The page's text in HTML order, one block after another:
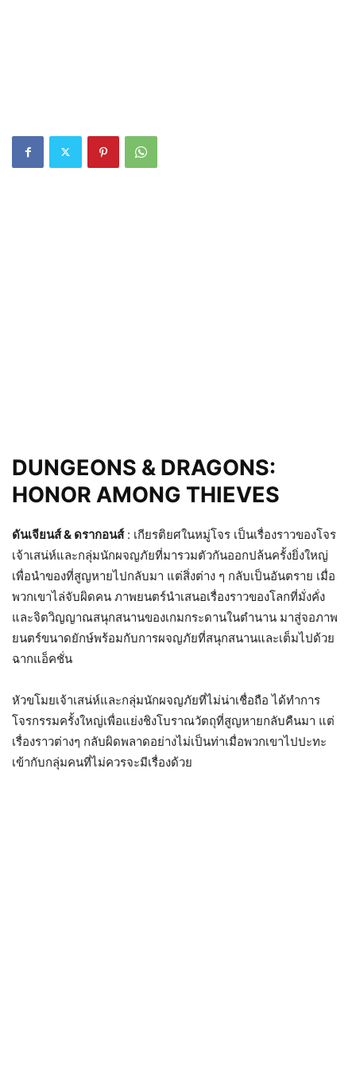
DUNGEONS & DRAGONS:
HONOR AMONG THIEVES
ดันเจียนส์& ดรากอนส์: เกียรติยศในหมู่โจร เป็นเรื่องราวของโจร
เจ้าเสน่ห์และกลุ่มนักผจญภัยที่มารวมตัวกันออกปล้นครั้งยิ่งใหญ่
เพื่อนำของที่สูญหายไปกลับมา แต่สิ่งต่าง ๆ กลับเป็นอันตราย เมื่อ
พวกเขาไล่จับผิดคน ภาพยนตร์นำเสนอเรื่องราวของโลกที่มั่งคั่ง
และจิตวิญญาณสนุกสนานของเกมกระดานในตำนาน มาสู่จอภาพ
ยนตร์ขนาดยักษ์พร้อมกับการผจญภัยที่สนุกสนานและเต็มไปด้วย
ฉากแอ็คชั่น
หัวขโมยเจ้าเสน่ห์และกลุ่มนักผจญภัยที่ไม่น่าเชื่อถือ ได้ทำการ
โจรกรรมครั้งใหญ่เพื่อแย่งชิงโบราณวัตถุที่สูญหายกลับคืนมา แต่
เรื่องราวต่างๆ กลับผิดพลาดอย่างไม่เป็นท่าเมื่อพวกเขาไปปะทะ
เข้ากับกลุ่มคนที่ไม่ควรจะมีเรื่องด้วย